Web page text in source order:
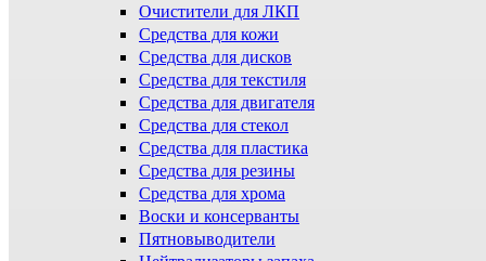
Очистители для ЛКП
Средства для кожи
Средства для дисков
Средства для текстиля
Средства для двигателя
Средства для стекол
Средства для пластика
Средства для резины
Средства для хрома
Воски и консерванты
Пятновыводители